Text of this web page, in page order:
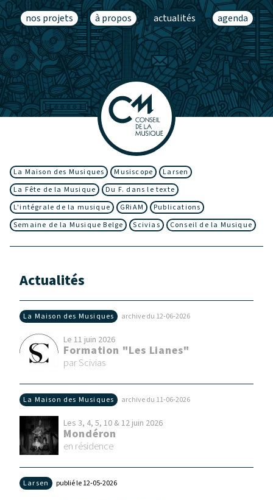
nos projets à propos actualités agenda
La Maison des Musiques Musiscope
Larsen
La Fête de la Musique
Du F. dans le texte
L'intégrale de la musique
GRiAM
Publications
Semaine de la Musique Belge
Scivias Conseil de la Musique
Actualités
La Maison des Musiques archive du 12‑06‑2026
Le 11 juin 2026
Formation "Les Lianes"
par Scivias
La Maison des Musiques archive du 11‑06‑2026
Les 3, 4, 5, 10 & 12 juin 2026
Mondéron
en résidence
Larsen publié le 12‑05‑2026